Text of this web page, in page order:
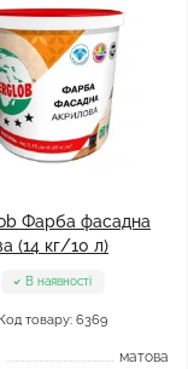
Фарба фасадна
(14 кг/10 л)
В наявності
Код товару: 6369
матова